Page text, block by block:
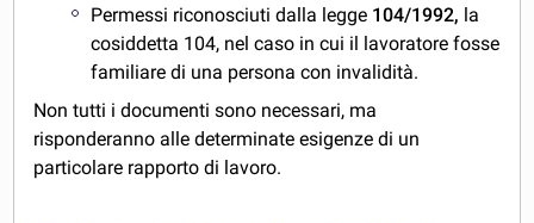
Permessi riconosciuti dalla legge 104/1992, la
cosiddetta 104, nel caso in cui il lavoratore fosse
familiare di una persona con invalidità.
Non tutti i documenti sono necessari, ma
risponderanno alle determinate esigenze di un
particolare rapporto di lavoro.